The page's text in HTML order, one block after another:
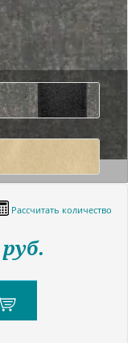
Рассчитать количество
руб.